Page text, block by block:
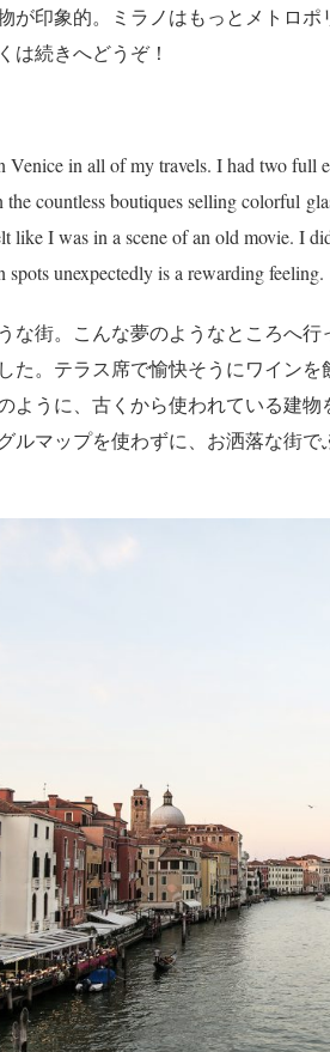
が印象的。ミラノはもっとメトロ
は続きへどうぞ！
Venice in all of my travels. I had two
countless boutiques selling colorful
like I was in a scene of an old movie. I
unexpectedly is a rewarding feeling.
な街。こんな夢のようなところへ
た。テラス席で愉快そうにワイン
ように、古くから使われている建
ルマップを使わずに、お洒落な街